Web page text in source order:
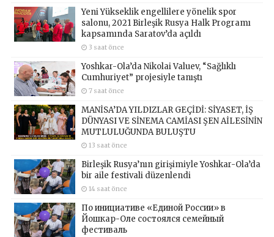
Yeni Yükseklik engellilere yönelik spor
salonu, 2021 Birleşik Rusya Halk Programı
kapsamında Saratov’da açıldı
3 saat önce
Yoshkar-Ola’da Nikolai Valuev, “Sağlıklı
Cumhuriyet” projesiyle tanıştı
7 saat önce
MANİSA’DA YILDIZLAR GEÇİDİ: SİYASET, İŞ
DÜNYASI VE SİNEMA CAMİASI ŞEN AİLESİNİN
MUTLULUĞUNDA BULUŞTU
13 saat önce
Birleşik Rusya’nın girişimiyle Yoshkar-Ola’da
bir aile festivali düzenlendi
14 saat önce
По инициативе «Единой России» в
Йошкар-Оле состоялся семейный
фестиваль